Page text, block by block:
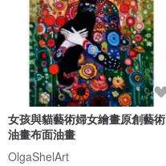
女孩與貓藝術婦女繪畫原創藝術
油畫布面油畫
OlgaShelArt